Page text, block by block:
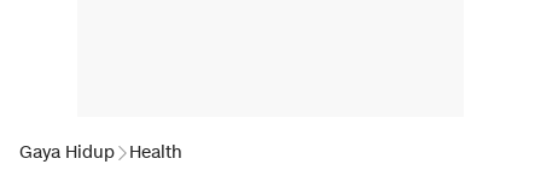
Gaya Hidup Health